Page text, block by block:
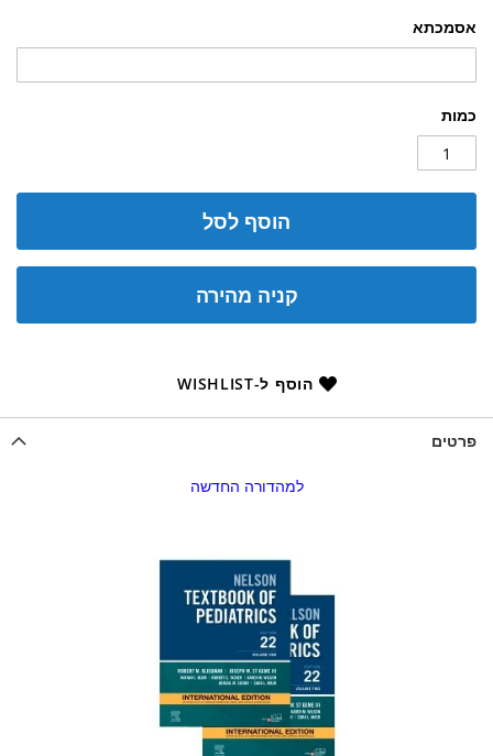
אסמכתא
כמות
הוסף לסל
קניה מהירה
הוסף ל-WISHLIST
פרטים
למהדורה החדשה